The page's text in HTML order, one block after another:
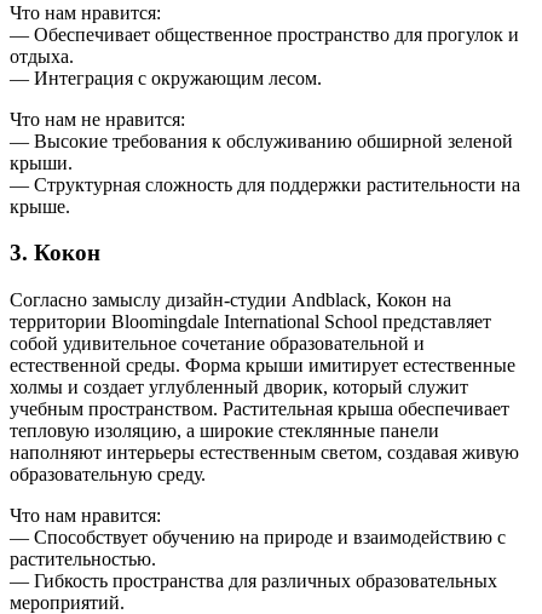
Что нам нравится:
— Обеспечивает общественное пространство для прогулок и
отдыха.
— Интеграция с окружающим лесом.
Что нам не нравится:
— Высокие требования к обслуживанию обширной зеленой
крыши.
— Структурная сложность для поддержки растительности на
крыше.
3. Кокон
Согласно замыслу дизайн-студии Andblack, Кокон на
территории Bloomingdale International School представляет
собой удивительное сочетание образовательной и
естественной среды. Форма крыши имитирует естественные
холмы и создает углубленный дворик, который служит
учебным пространством. Растительная крыша обеспечивает
тепловую изоляцию, а широкие стеклянные панели
наполняют интерьеры естественным светом, создавая живую
образовательную среду.
Что нам нравится:
— Способствует обучению на природе и взаимодействию с
растительностью.
— Гибкость пространства для различных образовательных
мероприятий.